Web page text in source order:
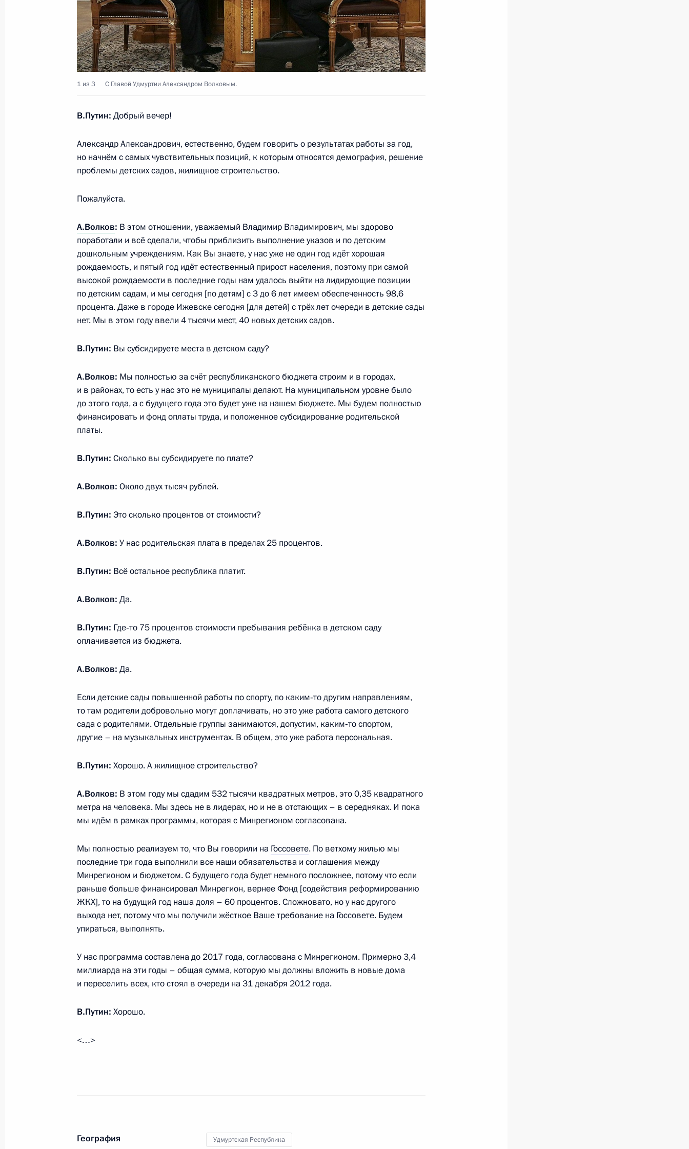
Президент подписал Указ «Об исполняющем обязанности Главы
Удмуртской Республики»
4 апреля 2017 года, 15:40
Удмуртии
Президент отстранил от должности Главу Удмуртии Александра
Герман Клименко посетил Удмуртскую Республику
12 октября 2016 года, 15:00
Поездка в Ижевск
Рабочая встреча с Главой Удмуртии Александром Соловьёвым
2 февраля 2016 года, 14:15
в Удмуртской Республике
Александром Соловьёвым
Александр Соловьёв назначен временно исполняющим
19 февраля 2014 года, 15:15
26 декабря 2013 года, 20:00
18 сентября 2013 года
Совещание по выполнению госпрограммы вооружения для
Сухопутных войск
18 сентября 2013 года, 20:30
Посещение концерна «Калашников»
18 сентября 2013 года, 19:45
Владимир Путин совершит рабочую поездку в Приволжский
федеральный округ
17 сентября 2013 года, 17:00
Федерации»
1 из 3 С Главой Удмуртии Александром Волковым.
В.Путин: Добрый вечер!
Александр Александрович, естественно, будем говорить о результатах работы за год,
но начнём с самых чувствительных позиций, к которым относятся демография, решение
проблемы детских садов, жилищное строительство.
Пожалуйста.
А.Волков: В этом отношении, уважаемый Владимир Владимирович, мы здорово
поработали и всё сделали, чтобы приблизить выполнение указов и по детским
дошкольным учреждениям. Как Вы знаете, у нас уже не один год идёт хорошая
рождаемость, и пятый год идёт естественный прирост населения, поэтому при самой
высокой рождаемости в последние годы нам удалось выйти на лидирующие позиции
по детским садам, и мы сегодня [по детям] с 3 до 6 лет имеем обеспеченность 98,6
процента. Даже в городе Ижевске сегодня [для детей] с трёх лет очереди в детские сады
нет. Мы в этом году ввели 4 тысячи мест, 40 новых детских садов.
В.Путин: Вы субсидируете места в детском саду?
А.Волков: Мы полностью за счёт республиканского бюджета строим и в городах,
и в районах, то есть у нас это не муниципалы делают. На муниципальном уровне было
до этого года, а с будущего года это будет уже на нашем бюджете. Мы будем полностью
финансировать и фонд оплаты труда, и положенное субсидирование родительской
платы.
В.Путин: Сколько вы субсидируете по плате?
А.Волков: Около двух тысяч рублей.
В.Путин: Это сколько процентов от стоимости?
А.Волков: У нас родительская плата в пределах 25 процентов.
В.Путин: Всё остальное республика платит.
А.Волков: Да.
В.Путин: Где‑то 75 процентов стоимости пребывания ребёнка в детском саду
оплачивается из бюджета.
А.Волков: Да.
Если детские сады повышенной работы по спорту, по каким‑то другим направлениям,
то там родители добровольно могут доплачивать, но это уже работа самого детского
сада с родителями. Отдельные группы занимаются, допустим, каким‑то спортом,
другие – на музыкальных инструментах. В общем, это уже работа персональная.
В.Путин: Хорошо. А жилищное строительство?
А.Волков: В этом году мы сдадим 532 тысячи квадратных метров, это 0,35 квадратного
метра на человека. Мы здесь не в лидерах, но и не в отстающих – в середняках. И пока
мы идём в рамках программы, которая с Минрегионом согласована.
Мы полностью реализуем то, что Вы говорили на Госсовете. По ветхому жилью мы
последние три года выполнили все наши обязательства и соглашения между
Минрегионом и бюджетом. С будущего года будет немного посложнее, потому что если
раньше больше финансировал Минрегион, вернее Фонд [содействия реформированию
ЖКХ], то на будущий год наша доля – 60 процентов. Сложновато, но у нас другого
выхода нет, потому что мы получили жёсткое Ваше требование на Госсовете. Будем
упираться, выполнять.
У нас программа составлена до 2017 года, согласована с Минрегионом. Примерно 3,4
миллиарда на эти годы – общая сумма, которую мы должны вложить в новые дома
и переселить всех, кто стоял в очереди на 31 декабря 2012 года.
В.Путин: Хорошо.
<…>
География Удмуртская Республика